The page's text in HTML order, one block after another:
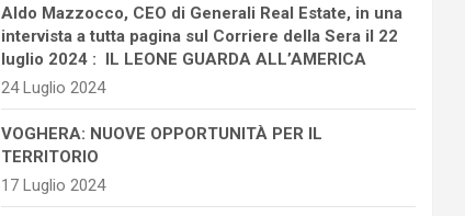
Aldo Mazzocco, CEO di Generali Real Estate, in una
intervista a tutta pagina sul Corriere della Sera il 22
luglio 2024 : IL LEONE GUARDA ALL’AMERICA
24 Luglio 2024
VOGHERA: NUOVE OPPORTUNITÀ PER IL
TERRITORIO
17 Luglio 2024